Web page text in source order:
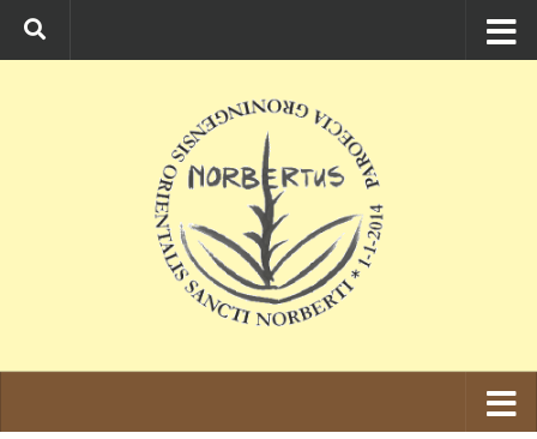
Ga naar de inhoud